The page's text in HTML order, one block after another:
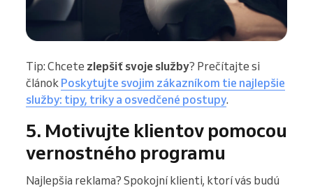
Tip: Chcete zlepšiť svoje služby? Prečítajte si
článok Poskytujte svojim zákazníkom tie najlepšie
služby: tipy, triky a osvedčené postupy.
5. Motivujte klientov pomocou
vernostného programu
Najlepšia reklama? Spokojní klienti, ktorí vás budú